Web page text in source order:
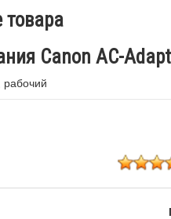
Canon AC-
рабочий